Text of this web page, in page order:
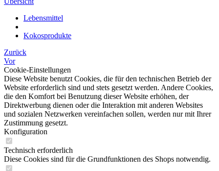
Lebensmittel
Kokosprodukte
Zurück
Vor
Cookie-Einstellungen
Diese Website benutzt Cookies, die für den technischen Betrieb der
Website erforderlich sind und stets gesetzt werden. Andere Cookies,
die den Komfort bei Benutzung dieser Website erhöhen, der
Direktwerbung dienen oder die Interaktion mit anderen Websites
und sozialen Netzwerken vereinfachen sollen, werden nur mit Ihrer
Zustimmung gesetzt.
Konfiguration
Technisch erforderlich
Diese Cookies sind für die Grundfunktionen des Shops notwendig.